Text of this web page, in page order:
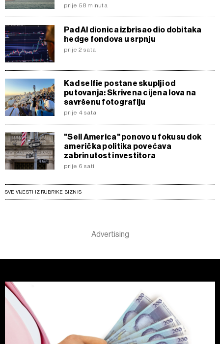
prije 58 minuta
Pad AI dionica izbrisao dio dobitaka
hedge fondova u srpnju
prije 2 sata
Kad selfie postane skuplji od
putovanja: Skrivena cijena lova na
savršenu fotografiju
prije 4 sata
"Sell America" ponovo u fokusu dok
američka politika povećava
zabrinutost investitora
prije 6 sati
SVE VIJESTI IZ RUBRIKE BIZNIS